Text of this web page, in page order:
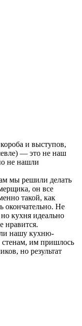
и выступов,
— это не наш
не нашли
мы решили делать
он все
такой, как
окончательно. Не
кухня идеально
нравится.
нашу кухню-
им пришлось
но результат